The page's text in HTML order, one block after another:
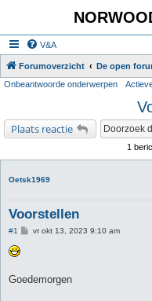
V&A
Forumoverzicht De open
Onbeantwoorde onderwerpen
Plaats reactie
1
Oetsk1969
Voorstellen
#1
B
h
vr okt 13, 2023 9:10 am
Goedemorgen